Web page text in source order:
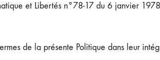
et Libertés n°78-17 du 6 janvier
de la présente Politique dans leur